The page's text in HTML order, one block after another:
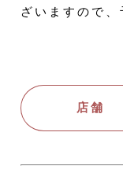
ざいますので、
店舗